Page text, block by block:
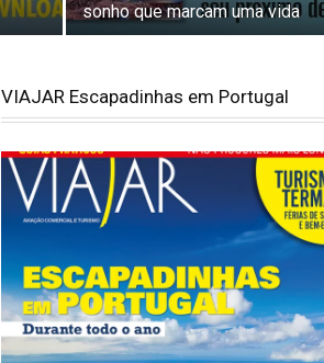
sonho que marcam uma vida
VIAJAR Escapadinhas em Portugal